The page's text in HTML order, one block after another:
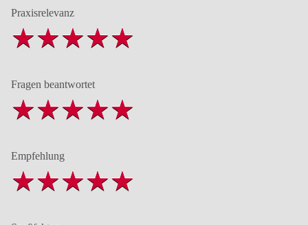
Praxisrelevanz
Fragen beantwortet
Empfehlung